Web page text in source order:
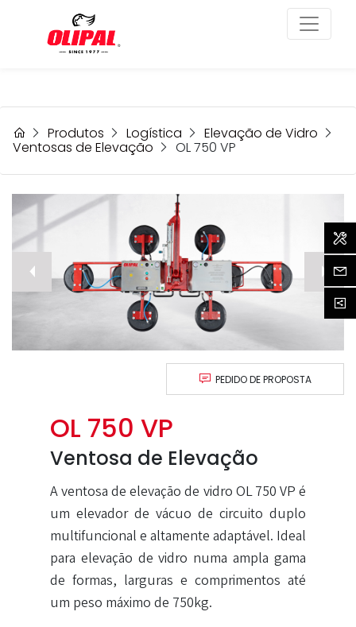
Produtos Logística Elevação de Vidro
Ventosas de Elevação OL 750 VP
prev
PEDIDO DE PROPOSTA
OL 750 VP
Ventosa de Elevação
A ventosa de elevação de vidro OL 750 VP é
um elevador de vácuo de circuito duplo
multifuncional e altamente adaptável. Ideal
para elevação de vidro numa ampla gama
de formas, larguras e comprimentos até
um peso máximo de 750kg.